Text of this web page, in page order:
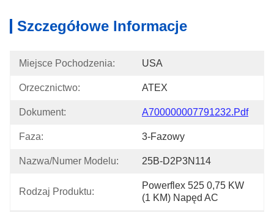
Szczegółowe Informacje
Miejsce Pochodzenia: USA
Orzecznictwo: ATEX
Dokument: A700000007791232.pdf
Faza: 3-Fazowy
Nazwa/numer Modelu: 25B-D2P3N114
Rodzaj Produktu:
Powerflex 525 0,75 KW
(1 KM) Napęd AC